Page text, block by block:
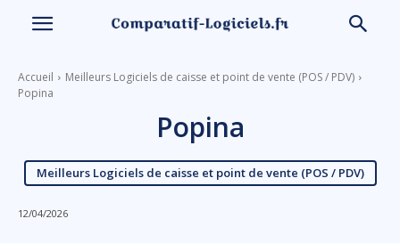
Accueil
Meilleurs Logiciels de caisse et point de vente (POS / PDV)
Popina
Popina
Meilleurs Logiciels de caisse et point de vente (POS / PDV)
12/04/2026